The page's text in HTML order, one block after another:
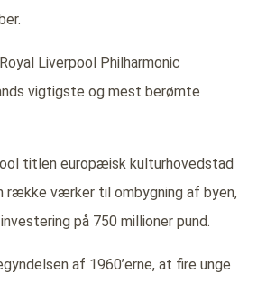
Liverpool Philharmonic
vigtigste og mest berømte
titlen europæisk kulturhovedstad
række værker til ombygning af byen,
på 750 millioner pund.
af 1960’erne, at fire unge